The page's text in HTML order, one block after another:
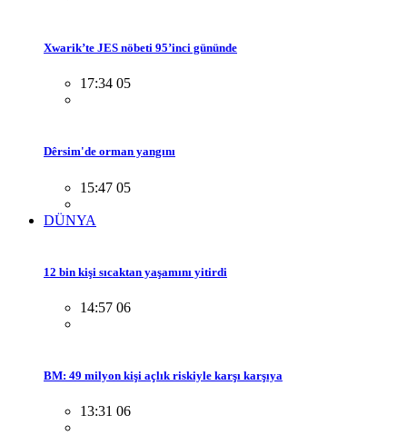
Xwarik’te JES nöbeti 95’inci gününde
17:34 05
Dêrsim'de orman yangını
15:47 05
DÜNYA
12 bin kişi sıcaktan yaşamını yitirdi
14:57 06
BM: 49 milyon kişi açlık riskiyle karşı karşıya
13:31 06